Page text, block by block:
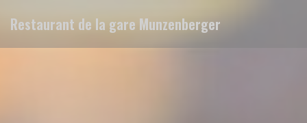
Restaurant de la gare Munzenberger